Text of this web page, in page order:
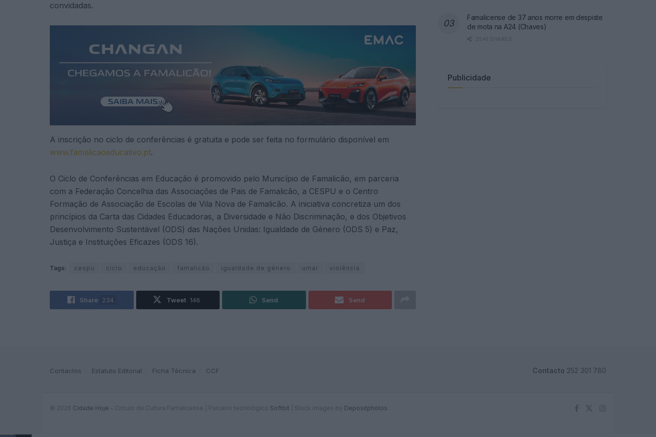
convidadas.
A inscrição no ciclo de conferências é gratuita e pode ser feita no formulário disponível em
www.famalicaoeducativo.pt.
O Ciclo de Conferências em Educação é promovido pelo Município de Famalicão, em parceria
com a Federação Concelhia das Associações de Pais de Famalicão, a CESPU e o Centro
Formação de Associação de Escolas de Vila Nova de Famalicão. A iniciativa concretiza um dos
princípios da Carta das Cidades Educadoras, a Diversidade e Não Discriminação, e dos Objetivos
Desenvolvimento Sustentável (ODS) das Nações Unidas: Igualdade de Género (ODS 5) e Paz,
Justiça e Instituições Eficazes (ODS 16).
Tags: cespu ciclo educação famalicão igualdade de género umar violência
Share 234 Tweet 146 Send Send
Famalicense de 37 anos morre em despiste
de mota na A24 (Chaves)
2541 SHARES
Publicidade
Contactos Estatuto Editorial Ficha Técnica CCF Contacto 252 301 780
© 2026 Cidade Hoje - Circulo de Cultura Famalicense | Parceiro tecnológico Softbit Stock images by Depositphotos